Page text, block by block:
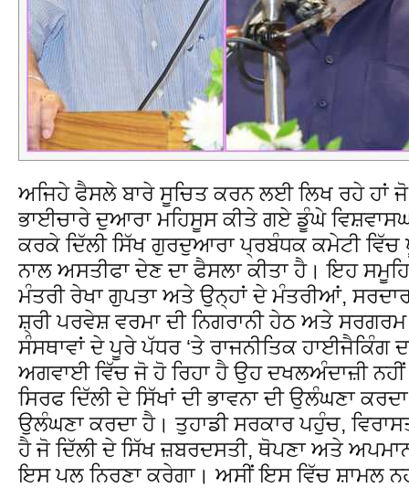
ਅਜਿਹੇ ਫੈਸਲੇ ਬਾਰੇ ਸੂਚਿਤ ਕਰਨ ਲਈ ਲਿਖ ਰਹੇ ਹਾਂ ਜੋ
ਭਾਈਚਾਰੇ ਦੁਆਰਾ ਮਹਿਸੂਸ ਕੀਤੇ ਗਏ ਡੂੰਘੇ
ਕਰਕੇ ਦਿੱਲੀ ਸਿੱਖ ਗੁਰਦੁਆਰਾ ਪ੍ਰਬੰਧਕ ਕਮੇਟੀ ਵਿੱਚ
ਨਾਲ ਅਸਤੀਫਾ ਦੇਣ ਦਾ ਫੈਸਲਾ ਕੀਤਾ ਹੈ। ਇਹ
ਮੰਤਰੀ ਰੇਖਾ ਗੁਪਤਾ ਅਤੇ ਉਨ੍ਹਾਂ ਦੇ ਮੰਤਰੀਆਂ,
ਸ਼੍ਰੀ ਪਰਵੇਸ਼ ਵਰਮਾ ਦੀ ਨਿਗਰਾਨੀ ਹੇਠ ਅਤੇ
ਸੰਸਥਾਵਾਂ ਦੇ ਪੂਰੇ ਪੱਧਰ ‘ਤੇ ਰਾਜਨੀਤਿਕ ਹਾਈਜੈਕਿੰਗ
ਅਗਵਾਈ ਵਿੱਚ ਜੋ ਹੋ ਰਿਹਾ ਹੈ ਉਹ ਦਖਲਅੰਦਾਜ਼ੀ
ਸਿਰਫ ਦਿੱਲੀ ਦੇ ਸਿੱਖਾਂ ਦੀ ਭਾਵਨਾ ਦੀ ਉਲੰਘਣਾ
ਉਲੰਘਣਾ ਕਰਦਾ ਹੈ। ਤੁਹਾਡੀ ਸਰਕਾਰ ਪਹੁੰਚ,
ਹੈ ਜੋ ਦਿੱਲੀ ਦੇ ਸਿੱਖ ਜ਼ਬਰਦਸਤੀ, ਥੋਪਣਾ ਅਤੇ
ਇਸ ਪਲ ਨਿਰਣਾ ਕਰੇਗਾ। ਅਸੀਂ ਇਸ ਵਿੱਚ ਸ਼ਾਮਲ